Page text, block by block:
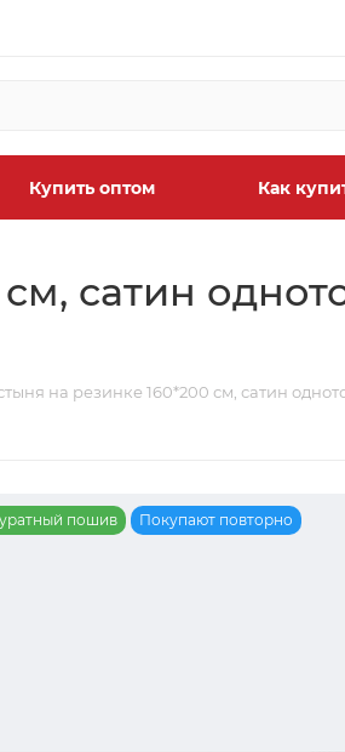
Купить оптом Как
сатин
на резинке 160*200 см, сатин
пошив Покупают повторно